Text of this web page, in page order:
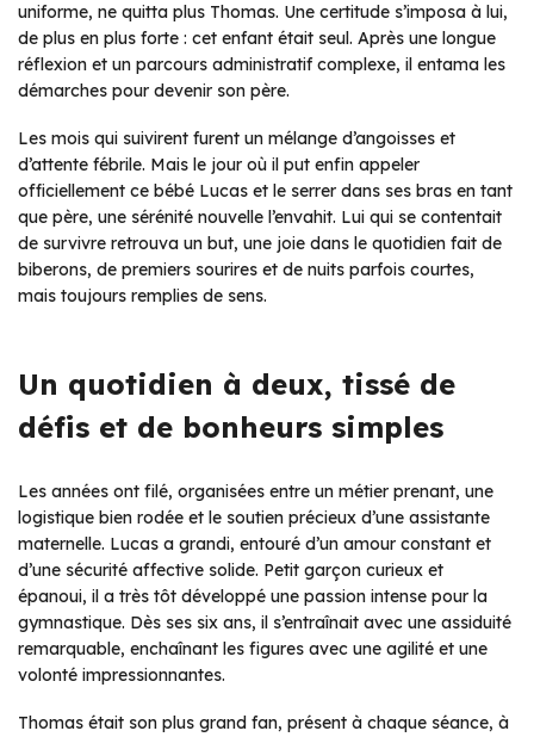
uniforme, ne quitta plus Thomas. Une certitude s’imposa à lui,
de plus en plus forte : cet enfant était seul. Après une longue
réflexion et un parcours administratif complexe, il entama les
démarches pour devenir son père.
Les mois qui suivirent furent un mélange d’angoisses et
d’attente fébrile. Mais le jour où il put enfin appeler
officiellement ce bébé Lucas et le serrer dans ses bras en tant
que père, une sérénité nouvelle l’envahit. Lui qui se contentait
de survivre retrouva un but, une joie dans le quotidien fait de
biberons, de premiers sourires et de nuits parfois courtes,
mais toujours remplies de sens.
Un quotidien à deux, tissé de
défis et de bonheurs simples
Les années ont filé, organisées entre un métier prenant, une
logistique bien rodée et le soutien précieux d’une assistante
maternelle. Lucas a grandi, entouré d’un amour constant et
d’une sécurité affective solide. Petit garçon curieux et
épanoui, il a très tôt développé une passion intense pour la
gymnastique. Dès ses six ans, il s’entraînait avec une assiduité
remarquable, enchaînant les figures avec une agilité et une
volonté impressionnantes.
Thomas était son plus grand fan, présent à chaque séance, à